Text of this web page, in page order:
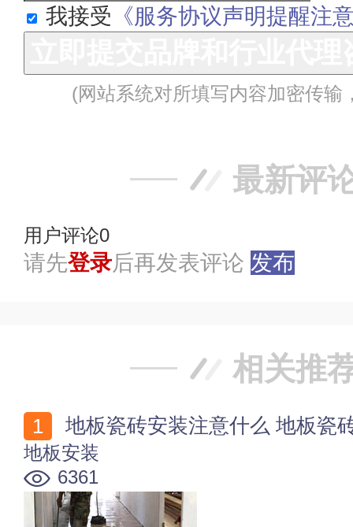
我接受 《服务协议声明提醒注
(网站系统对所填写内容加密传输
最新评
用户评论0
请先登录后再发表评论 发布
相关推
地板瓷砖安装注意什么 地板瓷
地板安装
6361